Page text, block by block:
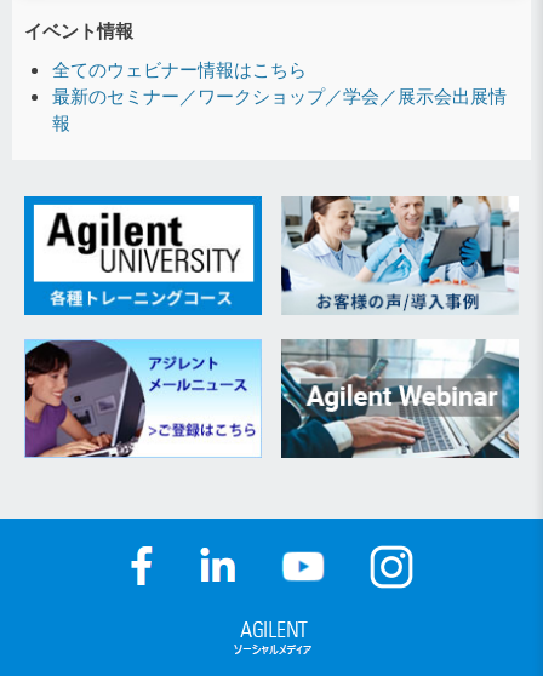
イベント情報
全てのウェビナー情報はこちら
最新のセミナー／ワークショップ／学会／展示会出展情
報